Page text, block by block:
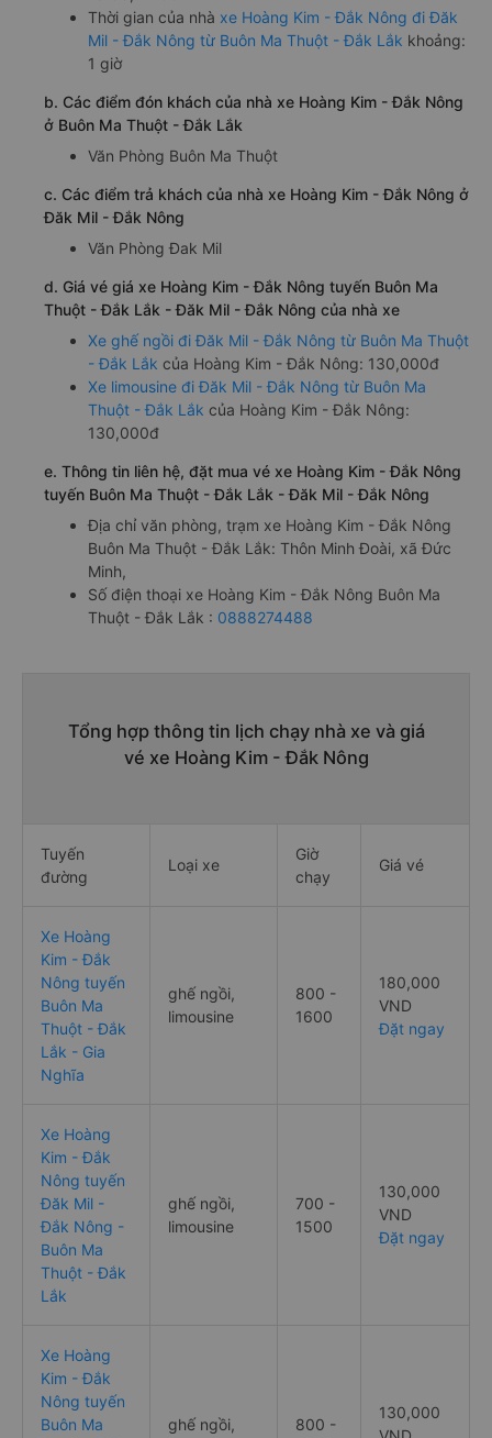
Thời gian của nhà xe Hoàng Kim - Đắk Nông đi Đăk
Mil - Đắk Nông từ Buôn Ma Thuột - Đắk Lắk khoảng:
1 giờ
b. Các điểm đón khách của nhà xe Hoàng Kim - Đắk Nông
ở Buôn Ma Thuột - Đắk Lắk
Văn Phòng Buôn Ma Thuột
c. Các điểm trả khách của nhà xe Hoàng Kim - Đắk Nông ở
Đăk Mil - Đắk Nông
Văn Phòng Đak Mil
d. Giá vé giá xe Hoàng Kim - Đắk Nông tuyến Buôn Ma
Thuột - Đắk Lắk - Đăk Mil - Đắk Nông của nhà xe
Xe ghế ngồi đi Đăk Mil - Đắk Nông từ Buôn Ma Thuột
- Đắk Lắk của Hoàng Kim - Đắk Nông: 130,000đ
Xe limousine đi Đăk Mil - Đắk Nông từ Buôn Ma
Thuột - Đắk Lắk của Hoàng Kim - Đắk Nông:
130,000đ
e. Thông tin liên hệ, đặt mua vé xe Hoàng Kim - Đắk Nông
tuyến Buôn Ma Thuột - Đắk Lắk - Đăk Mil - Đắk Nông
Địa chỉ văn phòng, trạm xe Hoàng Kim - Đắk Nông
Buôn Ma Thuột - Đắk Lắk: Thôn Minh Đoài, xã Đức
Minh,
Số điện thoại xe Hoàng Kim - Đắk Nông Buôn Ma
Thuột - Đắk Lắk : 0888274488
Tổng hợp thông tin lịch chạy nhà xe và giá
vé xe Hoàng Kim - Đắk Nông
Tuyến
đường
Loại xe
Giờ
chạy
Giá vé
Xe Hoàng
Kim - Đắk
Nông tuyến
Buôn Ma
Thuột - Đắk
Lắk - Gia
Nghĩa
ghế ngồi,
limousine
800 -
1600
180,000
VND
Đặt ngay
Xe Hoàng
Kim - Đắk
Nông tuyến
Đăk Mil -
Đắk Nông -
Buôn Ma
Thuột - Đắk
Lắk
ghế ngồi,
limousine
700 -
1500
130,000
VND
Đặt ngay
Xe Hoàng
Kim - Đắk
Nông tuyến
Buôn Ma
ghế ngồi,
800 -
130,000